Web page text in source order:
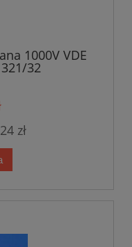
1000V VDE
32
zł